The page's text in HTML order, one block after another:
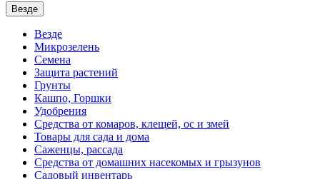
Везде
Везде
Микрозелень
Семена
Защита растений
Грунты
Кашпо, Горшки
Удобрения
Средства от комаров, клещей, ос и змей
Товары для сада и дома
Саженцы, рассада
Средства от домашних насекомых и грызунов
Садовый инвентарь